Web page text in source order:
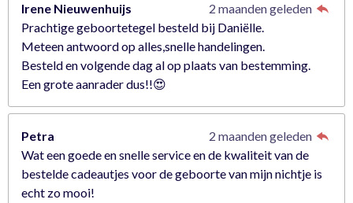
Irene Nieuwenhuijs
2 maanden geleden
Prachtige geboortetegel besteld bij Daniëlle.
Meteen antwoord op alles,snelle handelingen.
Besteld en volgende dag al op plaats van bestemming.
Een grote aanrader dus!!😍
Petra
2 maanden geleden
Wat een goede en snelle service en de kwaliteit van de
bestelde cadeautjes voor de geboorte van mijn nichtje is
echt zo mooi!